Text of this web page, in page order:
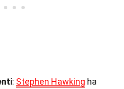
: Stephen Hawking ha